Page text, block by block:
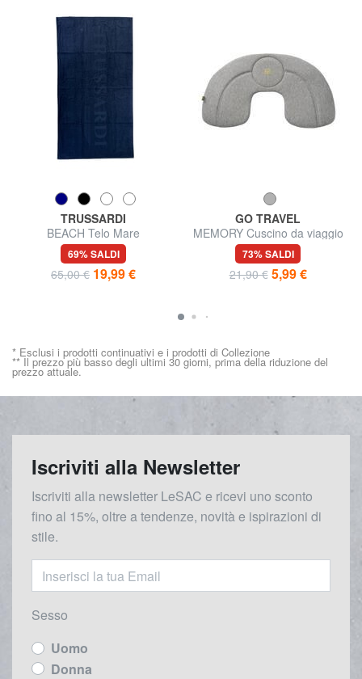
TRUSSARDI
BEACH Telo Mare
69% SALDI
65,00 € 19,99 €
GO TRAVEL
MEMORY Cuscino da viaggio
gonfiabile
73% SALDI
21,90 € 5,99 €
* Esclusi i prodotti continuativi e i prodotti di Collezione
** Il prezzo più basso degli ultimi 30 giorni, prima della riduzione del
prezzo attuale.
Iscriviti alla Newsletter
Iscriviti alla newsletter LeSAC e ricevi uno sconto
fino al 15%, oltre a tendenze, novità e ispirazioni di
stile.
Sesso
Uomo
Donna